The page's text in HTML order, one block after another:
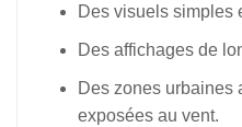
Des visuels simples
Des affichages de
Des zones urbaines
exposées au vent.